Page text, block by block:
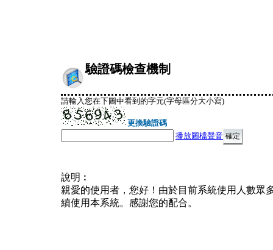
驗證碼檢查機制
請輸入您在下圖中看到的字元(字母區分大小寫)
更換驗證碼
播放圖檔聲音
說明︰
親愛的使用者，您好！由於目前系統使用人數眾
續使用本系統。感謝您的配合。